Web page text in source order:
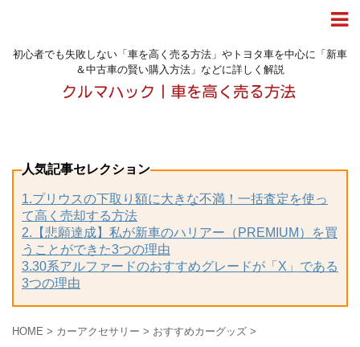
初心者でも失敗しない「車を高く売る方法」やトヨタ車を中心に「新車
＆中古車の賢い購入方法」などに詳しく解説
人気記事セレクション
1.プリウスの下取り額に大きな不満！一括査定を使っ
て高く売却する方法
2.【悲願達成】私が新車のハリアー（PREMIUM）を買
うことができた3つの理由
3.30系アルファードのおすすめグレードが「X」である
3つの理由
HOME > カーアクセサリー > おすすめカーグッズ >